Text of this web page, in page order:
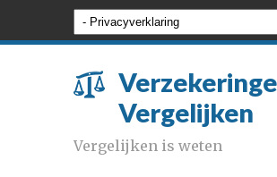
Vergelijken
Vergelijken is weten